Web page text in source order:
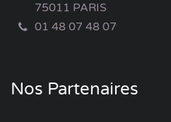
75011 PARIS
01 48 07 48 07
Nos Partenaires